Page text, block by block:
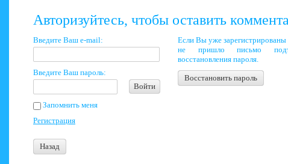
Авторизуйтесь, чтобы оставить
Введите Ваш e-mail:
Введите Ваш пароль:
Войти
Запомнить меня
Регистрация
Если Вы уже
не пришло письмо
восстановления пароля.
Восстановить пароль
Назад